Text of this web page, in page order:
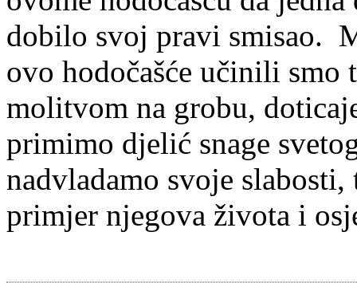
dobilo svoj pravi smisao.
ovo hodočašće učinili smo
molitvom na grobu,
primimo djelić snage
nadvladamo svoje
primjer njegova života i